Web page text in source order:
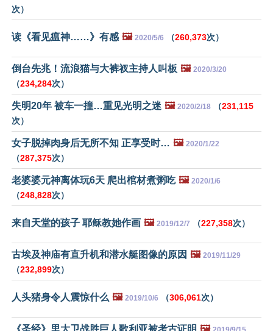
次）
读《看见瘟神……》有感 🖼️ 2020/5/6 （260,373次）
倒台先兆！流浪猫与大裤衩主持人叫板 🖼️ 2020/3/20
（234,284次）
失明20年 被车一撞…重见光明之迷 🖼️ 2020/2/18 （231,115
次）
女子脱掉肉身后无所不知 正享受时… 🖼️ 2020/1/22
（287,375次）
老婆婆元神离体玩6天 爬出棺材煮粥吃 🖼️ 2020/1/6
（248,828次）
来自天堂的孩子 耶稣教她作画 🖼️ 2019/12/7 （227,358次）
古埃及神庙有直升机和潜水艇图像的原因 🖼️ 2019/11/29
（232,899次）
人头猪身令人震惊什么 🖼️ 2019/10/6 （306,061次）
《圣经》里大卫战胜巨人歌利亚被考古证明 🖼️